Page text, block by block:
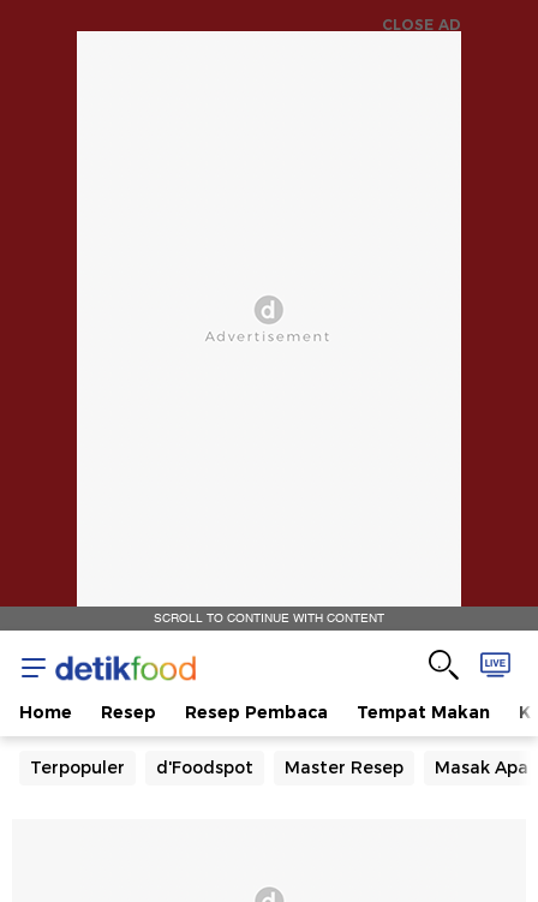
CLOSE AD
SCROLL TO CONTINUE WITH CONTENT
Home Resep Resep Pembaca Tempat Makan
Terpopuler d'Foodspot Master Resep Masak Apa